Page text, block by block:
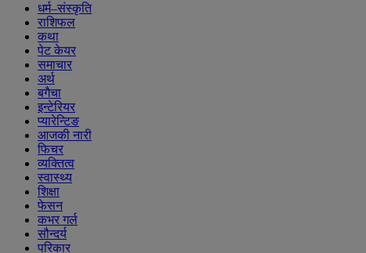
धर्म–संस्कृति
राशिफल
कथा
पेट केयर
समाचार
अर्थ
बगैचा
इन्टेरियर
प्यारेन्टिङ
आजकी नारी
फिचर
व्यक्तित्व
स्वास्थ्य
शिक्षा
फेसन
कभर गर्ल
सौन्दर्य
परिकार